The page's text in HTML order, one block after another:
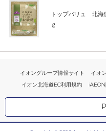
トップバリュ 北海
ｇ
イオングループ情報サイト イオ
イオン北海道EC利用規約